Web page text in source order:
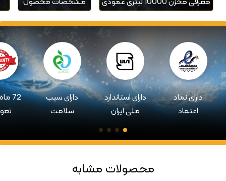
دارای نماد
اعتماد
دارای استاندارد
ملی ایران
دارای سیب
سلامت
72
محصولات مشابه